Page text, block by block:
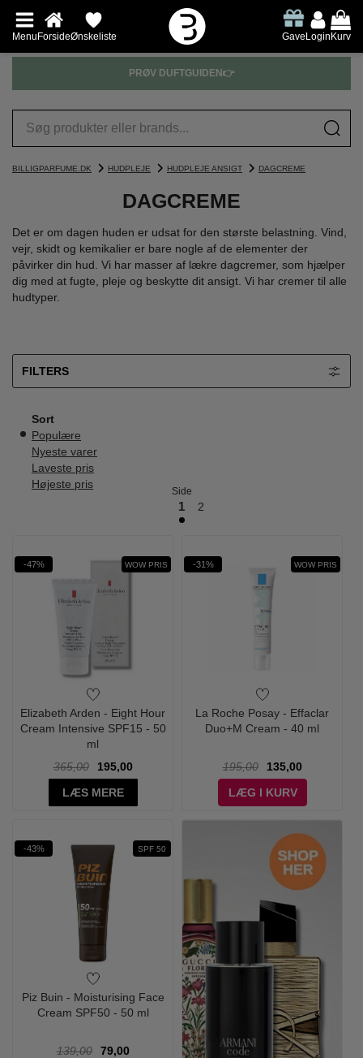
MenuForsideØnskeliste GaveLoginKurv
PRØV DUFTGUIDEN👉
BILLIGPARFUME.DK HUDPLEJE HUDPLEJE ANSIGT DAGCREME
DAGCREME
Det er om dagen huden er udsat for den største belastning. Vind,
vejr, skidt og kemikalier er bare nogle af de elementer der
påvirker din hud. Vi har masser af lækre dagcremer, som hjælper
dig med at fugte, pleje og beskytte dit ansigt. Vi har cremer til alle
hudtyper.
FILTERS
Sort
Populære
Nyeste varer
Laveste pris
Højeste pris
Side
1 2
-47% WOW PRIS
Elizabeth Arden - Eight Hour
Cream Intensive SPF15 - 50
ml
365,00
195,00
LÆS MERE
-31% WOW PRIS
La Roche Posay - Effaclar
Duo+M Cream - 40 ml
195,00
135,00
LÆG I KURV
-43% SPF 50
Piz Buin - Moisturising Face
Cream SPF50 - 50 ml
139,00
79,00